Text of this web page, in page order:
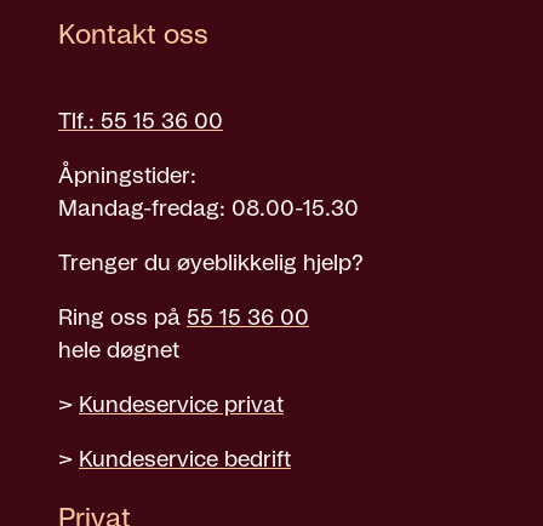
Kontakt oss
Tlf.: 55 15 36 00
Åpningstider:
Mandag-fredag: 08.00-15.30
Trenger du øyeblikkelig hjelp?
Ring oss på 55 15 36 00
hele døgnet
> Kundeservice privat
> Kundeservice bedrift
Privat